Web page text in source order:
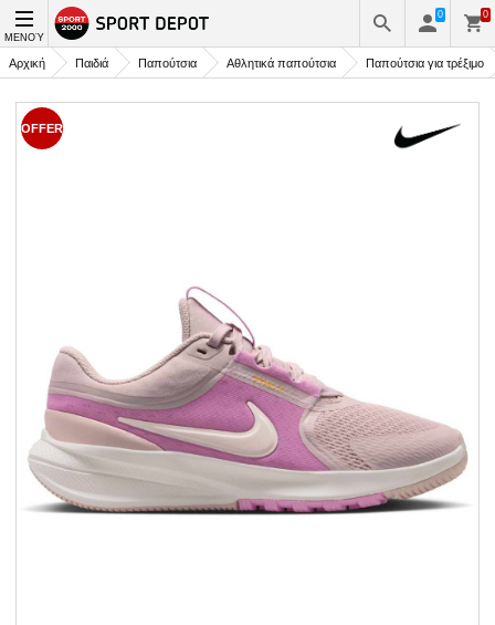
ΜΕΝΟΎ
0 0
Αρχική Παιδιά Παπούτσια Αθλητικά παπούτσια Παπούτσια για τρέξιμο
OFFER